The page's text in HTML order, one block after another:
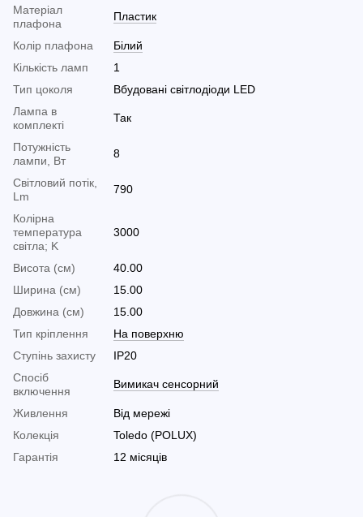
Матеріал
плафона
Пластик
Колір плафона
Білий
Кількість ламп
1
Тип цоколя
Вбудовані світлодіоди LED
Лампа в
комплекті
Так
Потужність
лампи, Вт
8
Світловий потік,
Lm
790
Колірна
температура
світла; K
3000
Висота (см)
40.00
Ширина (см)
15.00
Довжина (см)
15.00
Тип кріплення
На поверхню
Ступінь захисту
IP20
Спосіб
включення
Вимикач сенсорний
Живлення
Від мережі
Колекція
Toledo (POLUX)
Гарантія
12 місяців